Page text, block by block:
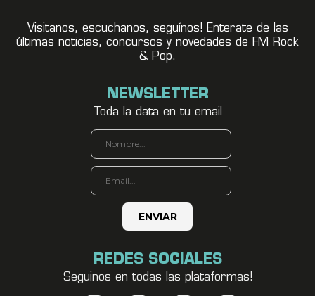
Visitanos, escuchanos, seguínos! Enterate de las
últimas noticias, concursos y novedades de FM Rock
& Pop.
NEWSLETTER
Toda la data en tu email
REDES SOCIALES
Seguinos en todas las plataformas!